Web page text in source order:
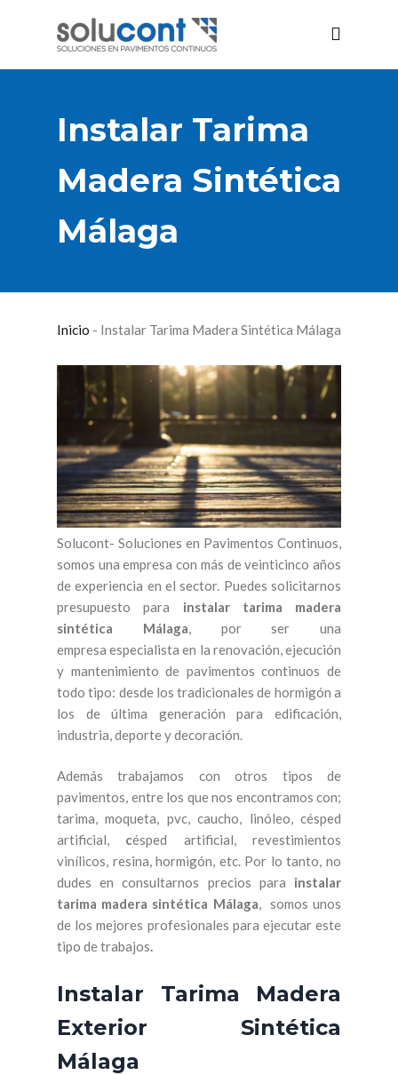
Instalar Tarima
Madera Sintética
Málaga
Inicio - Instalar Tarima Madera Sintética Málaga
Solucont- Soluciones en Pavimentos Continuos,
somos una empresa con más de veinticinco años
de experiencia en el sector. Puedes solicitarnos
presupuesto para instalar tarima madera
sintética Málaga, por ser una
empresa especialista en la renovación, ejecución
y mantenimiento de pavimentos continuos de
todo tipo: desde los tradicionales de hormigón a
los de última generación para edificación,
industria, deporte y decoración.
Además trabajamos con otros tipos de
pavimentos, entre los que nos encontramos con;
tarima, moqueta, pvc, caucho, linóleo, césped
artificial, césped artificial, revestimientos
vinílicos, resina, hormigón, etc. Por lo tanto, no
dudes en consultarnos precios para instalar
tarima madera sintética Málaga, somos unos
de los mejores profesionales para ejecutar este
tipo de trabajos.
Instalar Tarima Madera
Exterior Sintética
Málaga